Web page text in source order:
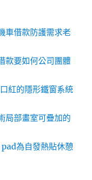
車借款防護需求老
款要如何公司團體
紅的隱形鐵窗系統
局部畫室可疊加的
為自發熱貼休憩